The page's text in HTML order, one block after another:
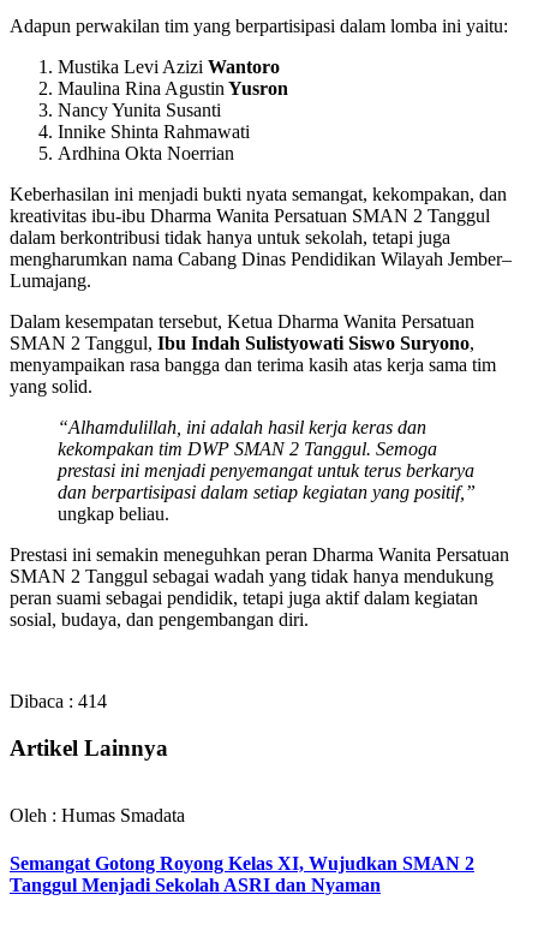
Adapun perwakilan tim yang berpartisipasi dalam lomba ini yaitu:
Mustika Levi Azizi Wantoro
Maulina Rina Agustin Yusron
Nancy Yunita Susanti
Innike Shinta Rahmawati
Ardhina Okta Noerrian
Keberhasilan ini menjadi bukti nyata semangat, kekompakan, dan
kreativitas ibu-ibu Dharma Wanita Persatuan SMAN 2 Tanggul
dalam berkontribusi tidak hanya untuk sekolah, tetapi juga
mengharumkan nama Cabang Dinas Pendidikan Wilayah Jember–
Lumajang.
Dalam kesempatan tersebut, Ketua Dharma Wanita Persatuan
SMAN 2 Tanggul, Ibu Indah Sulistyowati Siswo Suryono,
menyampaikan rasa bangga dan terima kasih atas kerja sama tim
yang solid.
“Alhamdulillah, ini adalah hasil kerja keras dan
kekompakan tim DWP SMAN 2 Tanggul. Semoga
prestasi ini menjadi penyemangat untuk terus berkarya
dan berpartisipasi dalam setiap kegiatan yang positif,”
ungkap beliau.
Prestasi ini semakin meneguhkan peran Dharma Wanita Persatuan
SMAN 2 Tanggul sebagai wadah yang tidak hanya mendukung
peran suami sebagai pendidik, tetapi juga aktif dalam kegiatan
sosial, budaya, dan pengembangan diri.
Dibaca : 414
Artikel Lainnya
Oleh : Humas Smadata
Semangat Gotong Royong Kelas XI, Wujudkan SMAN 2
Tanggul Menjadi Sekolah ASRI dan Nyaman